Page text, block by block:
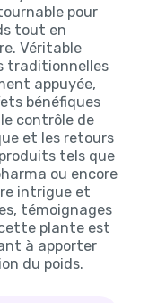
pour
tout en
Véritable
traditionnelles
appuyée,
bénéfiques
contrôle de
et les retours
tels que
ou encore
intrigue et
témoignages
plante est
à apporter
du poids.